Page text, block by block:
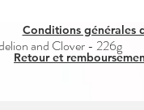
Aperçu rapide
and Clover - 226g
Conditions générales
Retour et